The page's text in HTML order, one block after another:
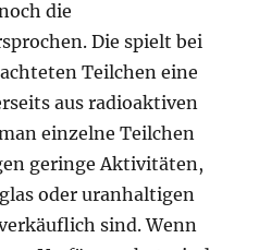
die
Die spielt bei
Teilchen eine
aus radioaktiven
einzelne Teilchen
geringe Aktivitäten,
oder uranhaltigen
sind. Wenn